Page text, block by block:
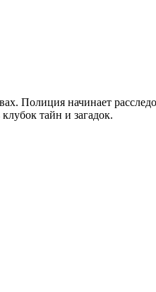
Полиция начинает
тайн и загадок.